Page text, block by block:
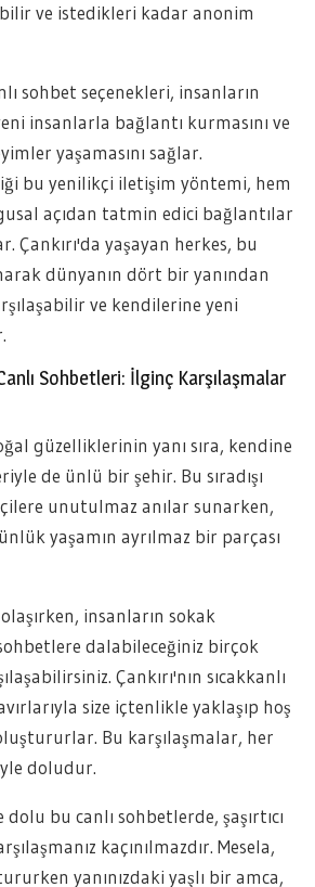
ve istedikleri kadar anonim
sohbet seçenekleri, insanların
insanlarla bağlantı kurmasını ve
yaşamasını sağlar.
bu yenilikçi iletişim yöntemi, hem
açıdan tatmin edici bağlantılar
Çankırı'da yaşayan herkes, bu
dünyanın dört bir yanından
ve kendilerine yeni
Canlı Sohbetleri: İlginç Karşılaşmalar
güzelliklerinin yanı sıra, kendine
de ünlü bir şehir. Bu sıradışı
unutulmaz anılar sunarken,
yaşamın ayrılmaz bir parçası
insanların sokak
dalabileceğiniz birçok
Çankırı'nın sıcakkanlı
size içtenlikle yaklaşıp hoş
Bu karşılaşmalar, her
doludur.
bu canlı sohbetlerde, şaşırtıcı
kaçınılmazdır. Mesela,
yanınızdaki yaşlı bir amca,